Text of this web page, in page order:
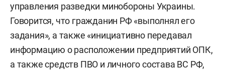
управления разведки минобороны Украины.
Говорится, что гражданин РФ «выполнял его
задания», а также «инициативно передавал
информацию о расположении предприятий ОПК,
а также средств ПВО и личного состава ВС РФ,